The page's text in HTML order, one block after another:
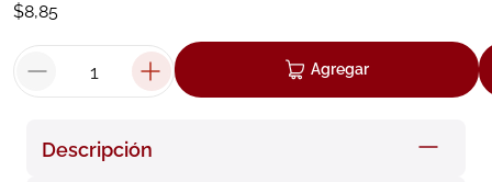
$8,85
Agregar
Descripción
cerave
7. isdin